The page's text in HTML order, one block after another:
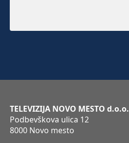
TELEVIZIJA NOVO MESTO d.o.o.
Podbevškova ulica 12
8000 Novo mesto